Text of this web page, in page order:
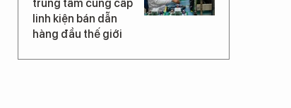
trung tâm cung cấp
linh kiện bán dẫn
hàng đầu thế giới